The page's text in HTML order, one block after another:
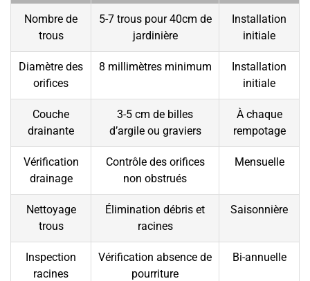
Nombre de
trous
5-7 trous pour 40cm de
jardinière
Installation
initiale
Diamètre des
orifices
8 millimètres minimum
Installation
initiale
Couche
drainante
3-5 cm de billes
d’argile ou graviers
À chaque
rempotage
Vérification
drainage
Contrôle des orifices
non obstrués
Mensuelle
Nettoyage
trous
Élimination débris et
racines
Saisonnière
Inspection
racines
Vérification absence de
pourriture
Bi-annuelle